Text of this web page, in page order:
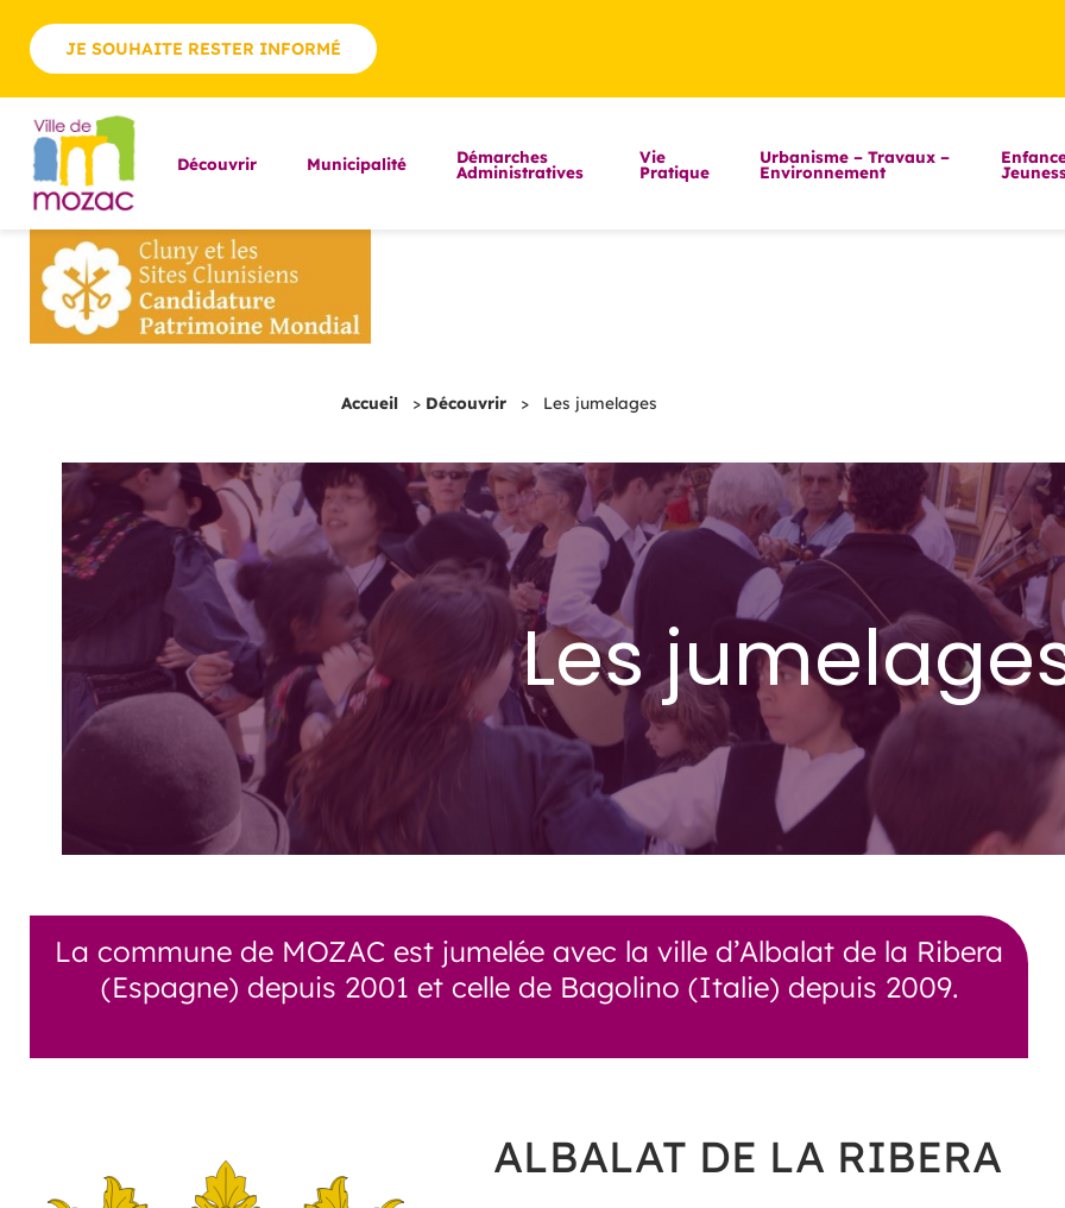
JE SOUHAITE RESTER INFORMÉ
Découvrir Municipalité Démarches
Administratives
Vie
Pratique
Urbanisme – Travaux –
Environnement
Accueil > Découvrir > Les jumelages
Les
La commune de MOZAC est jumelée avec la ville d’Albalat de la Ribera
(Espagne) depuis 2001 et celle de Bagolino (Italie) depuis 2009.
ALBALAT DE LA RIBERA